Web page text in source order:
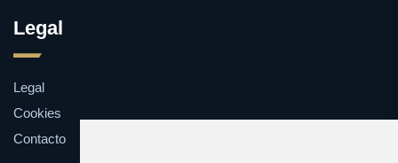
Legal
Legal
Cookies
Contacto